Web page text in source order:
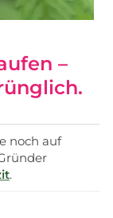
–
noch auf
.